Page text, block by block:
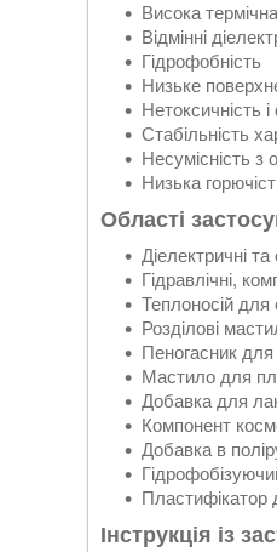
Висока термічна
Відмінні
Гідрофобність
Низьке
Нетоксичність і
Стабільність
Несумісність з
Низька
Області
Діелектричні
Гідравлічні,
Теплоносій для
Розділові
Пеногасник
Мастило для
Добавка для
Компонент
Добавка в
Пластифікатор
Інструкція із